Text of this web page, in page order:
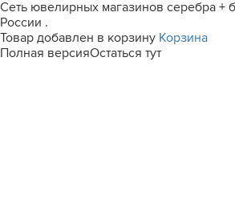
Сеть ювелирных магазинов серебра +
России .
Товар добавлен в корзину Корзина
Полная версияОстаться тут